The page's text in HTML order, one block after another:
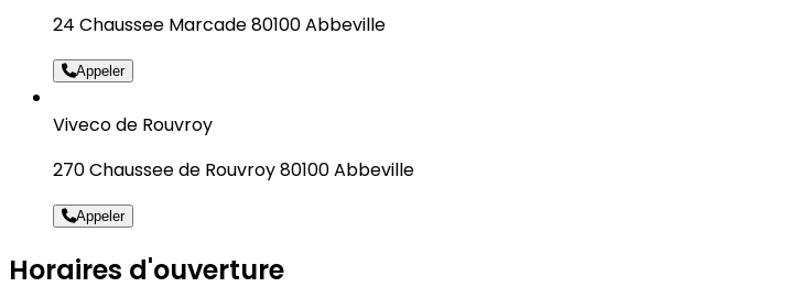
24 Chaussee Marcade 80100 Abbeville
Appeler
Viveco de Rouvroy
270 Chaussee de Rouvroy 80100 Abbeville
Appeler
Horaires d'ouverture